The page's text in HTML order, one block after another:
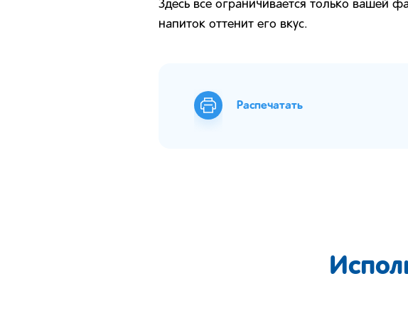
Здесь все ограничивается только вашей
напиток оттенит его вкус.
Распечатать